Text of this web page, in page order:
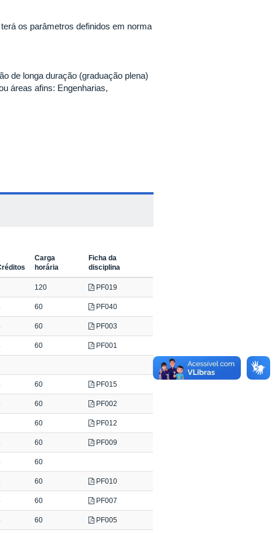
os parâmetros definidos em norma
de longa duração (graduação plena)
áreas afins: Engenharias,
Carga
horária
Ficha da
disciplina
120 PF019
60 PF040
60 PF003
60 PF001
60 PF015
60 PF002
60 PF012
60 PF009
60
60 PF010
60 PF007
60 PF005